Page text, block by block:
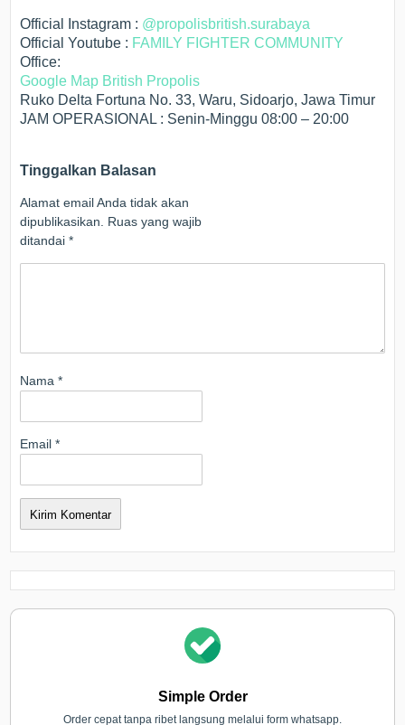
Official Instagram : @propolisbritish.surabaya
Official Youtube : FAMILY FIGHTER COMMUNITY
Office:
Google Map British Propolis
Ruko Delta Fortuna No. 33, Waru, Sidoarjo, Jawa Timur
JAM OPERASIONAL : Senin-Minggu 08:00 – 20:00
Tinggalkan Balasan
Alamat email Anda tidak akan
dipublikasikan.
Ruas yang wajib
ditandai*
Nama*
Email*
Simple Order
Order cepat tanpa ribet langsung melalui form whatsapp.